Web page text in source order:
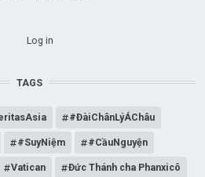
Log in
TAGS
#ĐàiChânLýÁChâu
#SuyNiệm #CầuNguyện
Vatican Đức Thánh cha Phanxicô